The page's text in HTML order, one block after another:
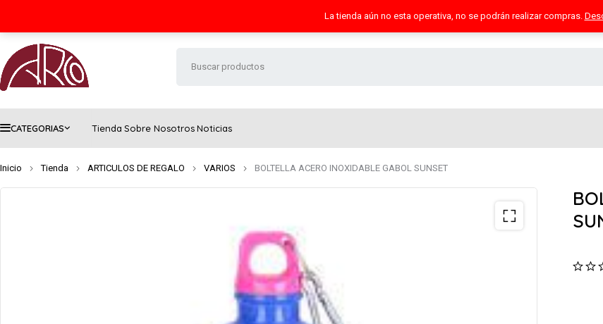
La tienda aún no esta operativa, no se podrán realizar compras.
CATEGORIAS Tienda Sobre NosotrosNoticias
Inicio Tienda ARTICULOS DE REGALO VARIOS BOLTELLA ACERO INOXIDABLE GABOL SUNSET